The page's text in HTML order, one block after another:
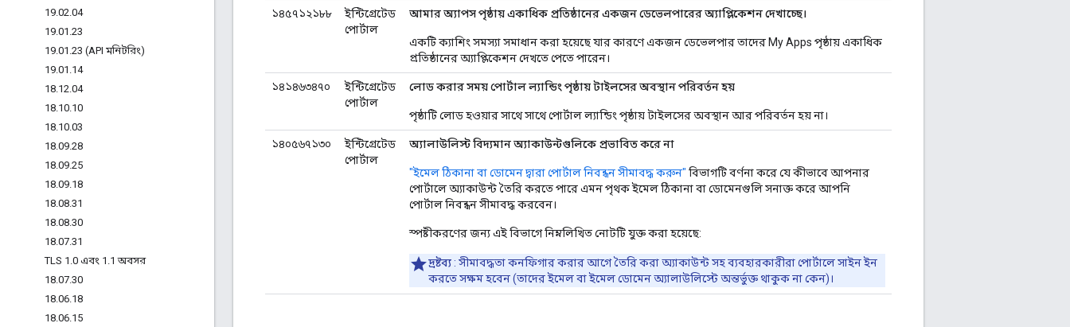
19.02.04
19.01 .23
19.01 .23 (API মনিটরিং)
19.01 .14
18.12.04
18.10.10
18.10.03
18.09.28
18.09.25
18.09.18
18.08.31
18.08.30
18.07.31
TLS 1 .0 এবং 1 .1 অবসর
18.07.30
18.06.18
18.06.15
১৪৫৭১২১৮৮
ইন্টিগ্রেটেড
পোর্টাল
আমার অ্যাপস পৃষ্ঠায় একাধিক প্রতিষ্ঠানের একজন ডেভেলপারের অ্যাপ্লিকেশন দেখাচ্ছে।
একটি ক্যাশিং সমস্যা সমাধান করা হয়েছে যার কারণে একজন ডেভেলপার তাদের My Apps পৃষ্ঠায় একাধিক
প্রতিষ্ঠানের অ্যাপ্লিকেশন দেখতে পেতে পারেন।
১৪১৪৬৩৪৭০
ইন্টিগ্রেটেড
পোর্টাল
লোড করার সময় পোর্টাল ল্যান্ডিং পৃষ্ঠায় টাইলসের অবস্থান পরিবর্তন হয়
পৃষ্ঠাটি লোড হওয়ার সাথে সাথে পোর্টাল ল্যান্ডিং পৃষ্ঠায় টাইলসের অবস্থান আর পরিবর্তন হয় না।
১৪০৫৬৭১৩০
ইন্টিগ্রেটেড
পোর্টাল
অ্যালাউলিস্ট বিদ্যমান অ্যাকাউন্টগুলিকে প্রভাবিত করে না
"ইমেল ঠিকানা বা ডোমেন দ্বারা পোর্টাল নিবন্ধন সীমাবদ্ধ করুন" বিভাগটি বর্ণনা করে যে কীভাবে আপনার
পোর্টালে অ্যাকাউন্ট তৈরি করতে পারে এমন পৃথক ইমেল ঠিকানা বা ডোমেনগুলি সনাক্ত করে আপনি
পোর্টাল নিবন্ধন সীমাবদ্ধ করবেন।
স্পষ্টীকরণের জন্য এই বিভাগে নিম্নলিখিত নোটটি যুক্ত করা হয়েছে:
দ্রষ্টব্য : সীমাবদ্ধতা কনফিগার করার আগে তৈরি করা অ্যাকাউন্ট সহ ব্যবহারকারীরা পোর্টালে সাইন ইন
করতে সক্ষম হবেন (তাদের ইমেল বা ইমেল ডোমেন অ্যালাউলিস্টে অন্তর্ভুক্ত থাকুক না কেন)।